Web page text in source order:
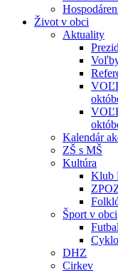
Život v obci
Aktuality
Kalendár
ZŠ s MŠ
Kultúra
Klub
Šport v obci
Futbal
DHZ
Cirkev